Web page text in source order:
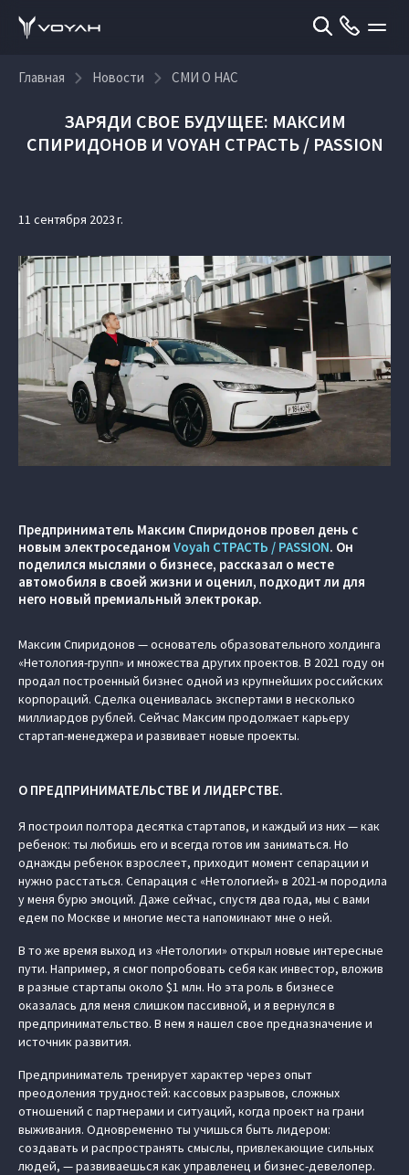
Главная Новости СМИ О НАС
ЗАРЯДИ СВОЕ БУДУЩЕЕ: МАКСИМ
СПИРИДОНОВ И VOYAH СТРАСТЬ / PASSION
11 сентября 2023 г.
Предприниматель Максим Спиридонов провел день с
новым электроседаном Voyah СТРАСТЬ / PASSION. Он
поделился мыслями о бизнесе, рассказал о месте
автомобиля в своей жизни и оценил, подходит ли для
него новый премиальный электрокар.
Максим Спиридонов — основатель образовательного холдинга
«Нетология-групп» и множества других проектов. В 2021 году он
продал построенный бизнес одной из крупнейших российских
корпораций. Сделка оценивалась экспертами в несколько
миллиардов рублей. Сейчас Максим продолжает карьеру
стартап-менеджера и развивает новые проекты.
О ПРЕДПРИНИМАТЕЛЬСТВЕ И ЛИДЕРСТВЕ.
Я построил полтора десятка стартапов, и каждый из них — как
ребенок: ты любишь его и всегда готов им заниматься. Но
однажды ребенок взрослеет, приходит момент сепарации и
нужно расстаться. Сепарация с «Нетологией» в 2021-м породила
у меня бурю эмоций. Даже сейчас, спустя два года, мы с вами
едем по Москве и многие места напоминают мне о ней.
В то же время выход из «Нетологии» открыл новые интересные
пути. Например, я смог попробовать себя как инвестор, вложив
в разные стартапы около $1 млн. Но эта роль в бизнесе
оказалась для меня слишком пассивной, и я вернулся в
предпринимательство. В нем я нашел свое предназначение и
источник развития.
Предприниматель тренирует характер через опыт
преодоления трудностей: кассовых разрывов, сложных
отношений с партнерами и ситуаций, когда проект на грани
выживания. Одновременно ты учишься быть лидером:
создавать и распространять смыслы, привлекающие сильных
людей, — развиваешься как управленец и бизнес-девелопер.